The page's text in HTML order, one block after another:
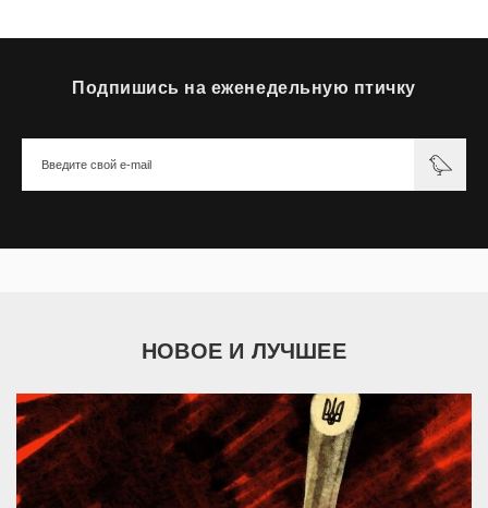
Подпишись на еженедельную птичку
НОВОЕ И ЛУЧШЕЕ